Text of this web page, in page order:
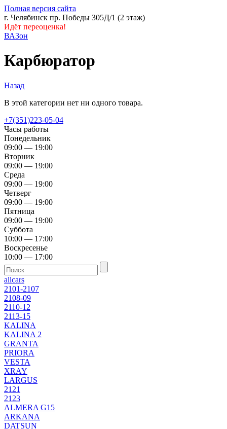
Полная версия сайта
г. Челябинск пр. Победы 305Д/1 (2 этаж)
Идёт переоценка!
ВАЗон
Карбюратор
Назад
В этой категории нет ни одного товара.
+7(351)223-05-04
Часы работы
Понедельник
09:00 — 19:00
Вторник
09:00 — 19:00
Среда
09:00 — 19:00
Четверг
09:00 — 19:00
Пятница
09:00 — 19:00
Суббота
10:00 — 17:00
Воскресенье
10:00 — 17:00
allcars
2101-2107
2108-09
2110-12
2113-15
KALINA
KALINA 2
GRANTA
PRIORA
VESTA
XRAY
LARGUS
2121
2123
ALMERA G15
ARKANA
DATSUN